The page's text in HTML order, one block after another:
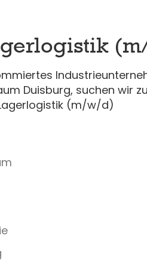
Duisburg, suchen wir
(m/w/d)